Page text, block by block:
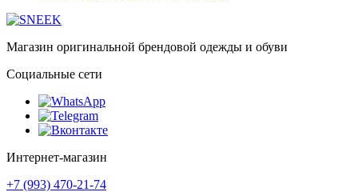
Магазин оригинальной брендовой одежды и обуви
Социальные сети
Интернет-магазин
+7 (993) 470-21-74